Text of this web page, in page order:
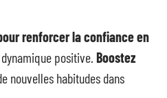
renforcer la confiance en
positive. Boostez
nouvelles habitudes dans